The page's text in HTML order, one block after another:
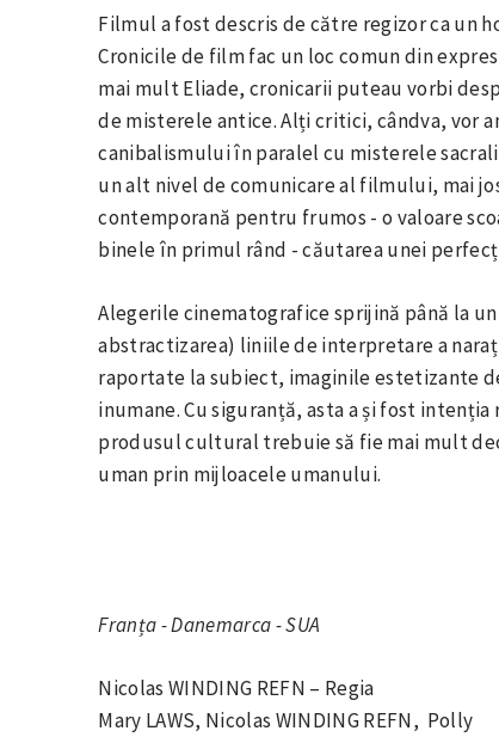
Filmul a fost descris de către regizor ca un
Cronicile de film fac un loc comun din
mai mult Eliade, cronicarii puteau vorbi
de misterele antice. Alți critici, cândva, vor
canibalismului în paralel cu misterele
un alt nivel de comunicare al filmului, mai
contemporană pentru frumos - o valoare
binele în primul rând - căutarea unei
Alegerile cinematografice sprijină până la
abstractizarea) liniile de interpretare a
raportate la subiect, imaginile estetizante
inumane. Cu siguranță, asta a și fost
produsul cultural trebuie să fie mai mult
uman prin mijloacele umanului.
Franța - Danemarca - SUA
Nicolas WINDING REFN – Regia
Mary LAWS, Nicolas WINDING REFN, Polly